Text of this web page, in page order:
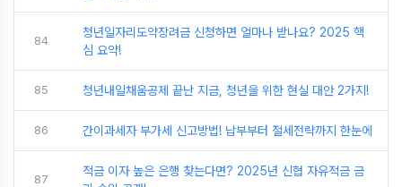
84
청년일자리도약장려금 신청하면 얼마나 받나요? 2025 핵
심 요약!
85 청년내일채움공제 끝난 지금, 청년을 위한 현실 대안 2가지!
86 간이과세자 부가세 신고방법! 납부부터 절세전략까지 한눈에
87
적금 이자 높은 은행 찾는다면? 2025년 신협 자유적금 금